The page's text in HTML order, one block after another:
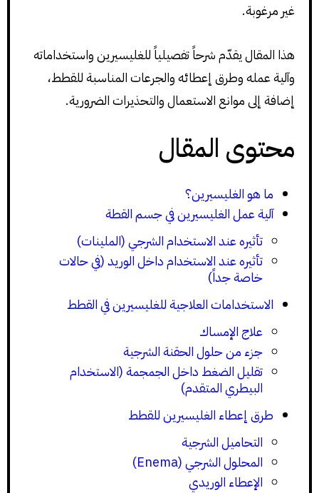
غير مرغوبة.
هذا المقال يقدّم شرحاً تفصيلياً للغليسيرين واستخداماته
وآلية عمله وطرق إعطائه والجرعات المناسبة للقطط،
إضافة إلى موانع الاستعمال والتحذيرات الضرورية.
محتوى المقال
ما هو الغليسيرين؟
آلية عمل الغليسيرين في جسم القطة
تأثيره عند الاستخدام الشرجي (الملينات)
تأثيره عند الاستخدام داخل الوريد (في حالات
خاصة جداً)
الاستخدامات العلاجية للغليسيرين في القطط
علاج الإمساك
جزء من حلول الحقنة الشرجية
تقليل الضغط داخل الجمجمة (الاستخدام
البيطري المتقدم)
طرق إعطاء الغليسيرين للقطط
التحاميل الشرجية
المحلول الشرجي (Enema)
الإعطاء الوريدي